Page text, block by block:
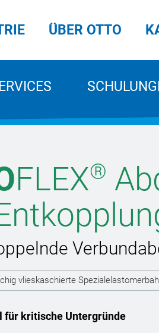
ÜBER OTTO
FLEX®
vlieskaschierte
für kritische Untergründe